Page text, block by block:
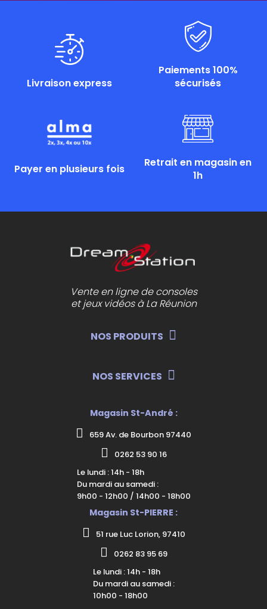
Livraison express
Paiements 100%
sécurisés
Payer en plusieurs fois
Retrait en magasin en
1h
Vente en ligne de consoles
et jeux vidéos à La Réunion
NOS PRODUITS
NOS SERVICES
Magasin St-André :
659 Av. de Bourbon 97440
0262 53 90 16
Le lundi : 14h - 18h
Du mardi au samedi :
9h00 - 12h00 / 14h00 - 18h00
Magasin St-PIERRE :
51 rue Luc Lorion, 97410
0262 83 95 69
Le lundi : 14h - 18h
Du mardi au samedi :
10h00 - 18h00